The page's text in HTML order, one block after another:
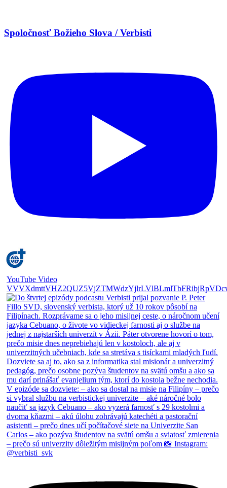
Spoločnosť Božieho Slova / Verbisti
YouTube Video